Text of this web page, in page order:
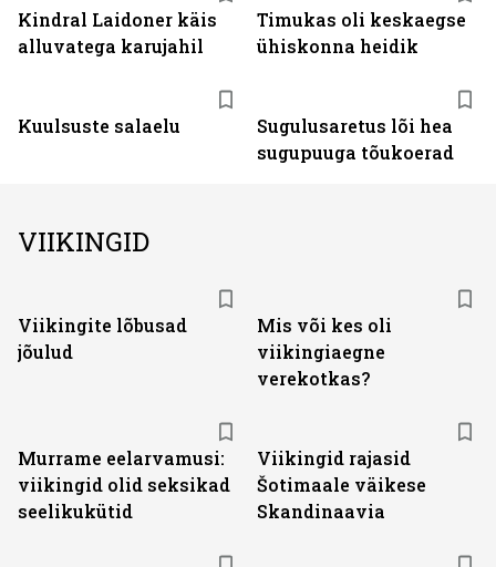
Kindral Laidoner käis
alluvatega karujahil
Timukas oli keskaegse
ühiskonna heidik
Kuulsuste salaelu
Sugulusaretus lõi hea
sugupuuga tõukoerad
VIIKINGID
Viikingite lõbusad
jõulud
Mis või kes oli
viikingiaegne
verekotkas?
Murrame eelarvamusi:
viikingid olid seksikad
seelikukütid
Viikingid rajasid
Šotimaale väikese
Skandinaavia